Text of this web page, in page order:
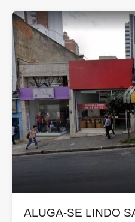
ALUGA-SE LINDO